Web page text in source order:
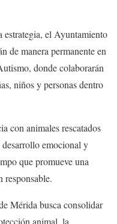
estrategia, el Ayuntamiento
de manera permanente en
donde colaborarán
niños y personas dentro
con animales rescatados
emocional y
que promueve una
responsable.
Mérida busca consolidar
animal, la